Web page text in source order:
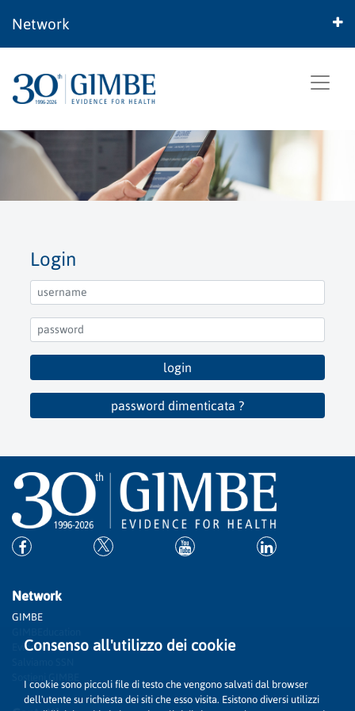
Network
Login
login
password dimenticata ?
Network
GIMBE
Evidence
Sostieni GIMBE
Consenso all'utilizzo dei cookie
I cookie sono piccoli file di testo che vengono salvati dal browser
dell'utente su richiesta dei siti che esso visita. Esistono diversi utilizzi